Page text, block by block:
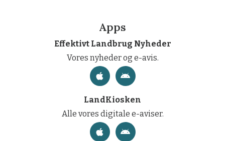
Apps
Effektivt Landbrug Nyheder
Vores nyheder og e-avis.
LandKiosken
Alle vores digitale e-aviser.